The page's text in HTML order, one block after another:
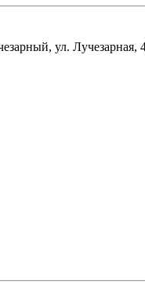
ул. Лучезарная,